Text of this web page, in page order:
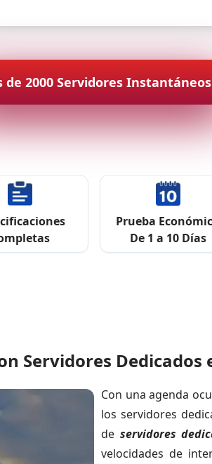
de 2000 Servidores Instantáneos
Prueba
De 1 a 10 Días
Servidores Dedicados
Con una agenda
los servidores
de servidores
velocidades de